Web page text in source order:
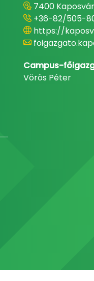
7400
+36-82/505-
https://
Campus-
Vörös Péter